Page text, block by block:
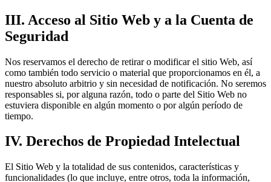
III. Acceso al Sitio Web y a la Cuenta de
Seguridad
Nos reservamos el derecho de retirar o modificar el sitio Web, así
como también todo servicio o material que proporcionamos en él, a
nuestro absoluto arbitrio y sin necesidad de notificación. No seremos
responsables si, por alguna razón, todo o parte del Sitio Web no
estuviera disponible en algún momento o por algún período de
tiempo.
IV. Derechos de Propiedad Intelectual
El Sitio Web y la totalidad de sus contenidos, características y
funcionalidades (lo que incluye, entre otros, toda la información,